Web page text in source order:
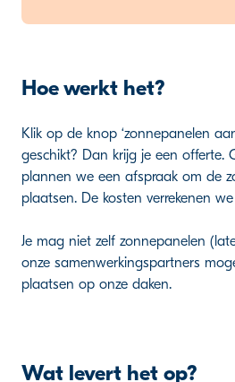
Hoe werkt het?
Klik op de knop ‘zonnepanelen
geschikt? Dan krijg je een offerte.
plannen we een afspraak om de
plaatsen. De kosten verrekenen
Je mag niet zelf zonnepanelen
onze samenwerkingspartners
plaatsen op onze daken.
Wat levert het op?